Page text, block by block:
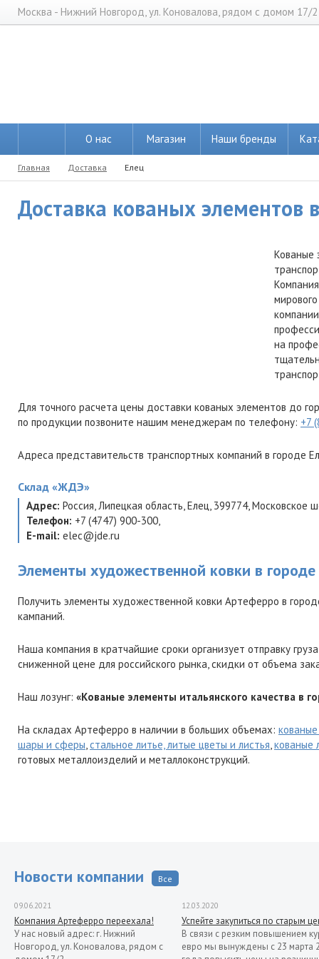
Москва - Нижний Новгород, ул. Коновалова, рядом с домом 17/2
О нас Магазин Наши бренды
Главная Доставка Елец
Доставка кованых элементов
Кованые
на
Для точного расчета цены доставки кованых элементов до
по продукции позвоните нашим менеджерам по телефону: +7
Адреса представительств транспортных компаний в городе
Склад «ЖДЭ»
Адрес: Россия,Липецкая область,Елец, 399774,Московское
Телефон: +7 (4747) 900-300,
E-mail: elec@jde.ru
Элементы художественной ковки в городе
Получить элементы художественной ковки Артеферро в
кампаний.
Наша компания в кратчайшие сроки организует отправку
сниженной цене для российского рынка, скидки от объема
Наш лозунг: «Кованые элементы итальянского качества в
На складах Артеферро в наличии в больших объемах:
шары и сферы,стальное литье, литые цветы и листья,кованые
готовых металлоизделий и металлоконструкций.
Новости компании Все
09.06.2021
Компания Артеферро переехала!
У нас новый адрес: г. Нижний
Новгород, ул. Коновалова, рядом с
12.03.2020
Успейте закупиться по старым
В связи с резким повышением
евро мы вынуждены с 23 марта